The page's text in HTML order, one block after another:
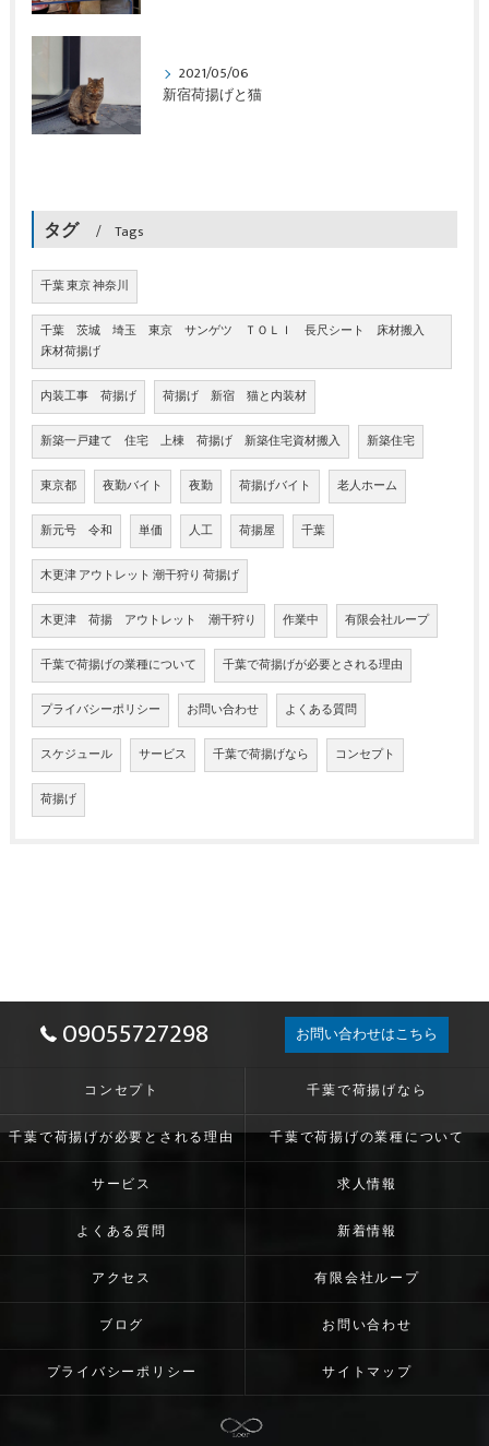
2021/05/06
新宿荷揚げと猫
タグ Tags
千葉 東京 神奈川
千葉 茨城 埼玉 東京 サンゲツ ＴＯＬＩ 長尺シート 床材搬入
床材荷揚げ
内装工事 荷揚げ 荷揚げ 新宿 猫と内装材
新築一戸建て 住宅 上棟 荷揚げ 新築住宅資材搬入 新築住宅
東京都 夜勤バイト 夜勤 荷揚げバイト 老人ホーム
新元号 令和 単価 人工 荷揚屋 千葉
木更津 アウトレット 潮干狩り 荷揚げ
木更津 荷揚 アウトレット 潮干狩り 作業中 有限会社ループ
千葉で荷揚げの業種について 千葉で荷揚げが必要とされる理由
プライバシーポリシー お問い合わせ よくある質問
スケジュール サービス 千葉で荷揚げなら コンセプト
荷揚げ
09055727298 お問い合わせはこちら
コンセプト 千葉で荷揚げなら
千葉で荷揚げが必要とされる理由 千葉で荷揚げの業種について
サービス 求人情報
よくある質問 新着情報
アクセス 有限会社ループ
ブログ お問い合わせ
プライバシーポリシー サイトマップ